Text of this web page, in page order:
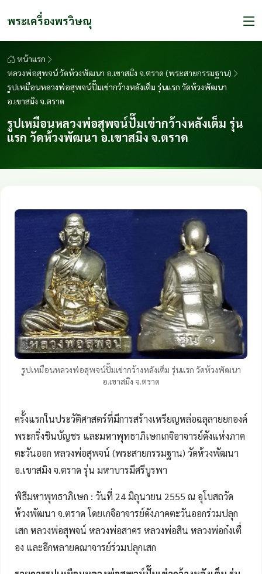
พระเครื่องพรวิษณุ
หน้าแรก
หลวงพ่อสุพจน์ วัดห้วงพัฒนา อ.เขาสมิง จ.ตราด (พระสายกรรมฐาน)
รูปเหมือนหลวงพ่อสุพจน์ปั๊มเข่ากว้างหลังเต็ม รุ่นแรก วัดห้วงพัฒนา
อ.เขาสมิง จ.ตราด
รูปเหมือนหลวงพ่อสุพจน์ปั๊มเข่ากว้างหลังเต็ม รุ่น
แรก วัดห้วงพัฒนา อ.เขาสมิง จ.ตราด
รูปเหมือนหลวงพ่อสุพจน์ปั๊มเข่ากว้างหลังเต็ม รุ่นแรก วัดห้วงพัฒนา
อ.เขาสมิง จ.ตราด
ครั้งแรกในประวัติศาสตร์ที่มีการสร้างเหรียญหล่อฉลุลายยกองค์
พระกริ่งชินบัญชร และมหาพุทธาภิเษกเกจิอาจารย์ดังแห่งภาค
ตะวันออก หลวงพ่อสุพจน์ (พระสายกรรมฐาน) วัดห้วงพัฒนา
อ.เขาสมิง จ.ตราด รุ่น มหาบารมีศรีบูรพา
พิธีมหาพุทธาภิเษก : วันที่ 24 มิถุนายน 2555 ณ อุโบสถวัด
ห้วงพัฒนา จ.ตราด โดยเกจิอาจารย์ดังภาคตะวันออกร่วมปลุก
เสก หลวงพ่อสุพจน์ หลวงพ่อสาคร หลวงพ่อสิน หลวงพ่อก๋งเตื่
อง และอีกหลายคณาจารย์ร่วมปลุกเสก